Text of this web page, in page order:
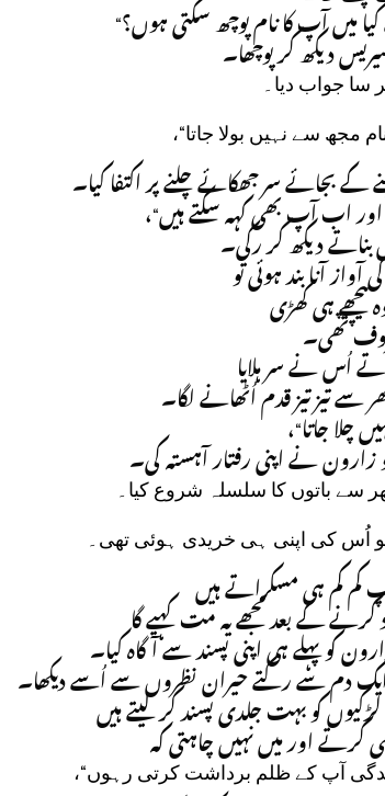
میں آپ کا نام پوچھ سکتی ہوں؟“
دیکھ کر پوچھا۔
سا جواب دیا۔
مجھ سے نہیں بولا جاتا“،
سر جھکائے چلنے پر اکتفا کیا۔
اور اب آپ بھی کہہ سکتے ہیں“،
دیکھ کر رکی۔
آنا بند ہوئی تو
ہی کھڑی
تھی۔
اُس نے سر ہلایا
تیز تیز قدم اُٹھانے لگا۔
چلا جاتا“،
نے اپنی رفتار آہستہ کی۔
سے باتوں کا سلسلہ شروع کیا۔
اُس کی اپنی ہی خریدی ہوئی تھی۔
کم کم ہی مسکراتے ہیں
کے بعد مجھے یہ مت کہیے گا
کو پہلے ہی اپنی پسند سے آگاہ کیا۔
دم سے رکتے حیران نظروں سے اُسے دیکھا۔
کو بہت جلدی پسند کر لیتے ہیں
کرتے اور میں نہیں چاہتی کہ
آپ کے ظلم برداشت کرتی رہوں“،